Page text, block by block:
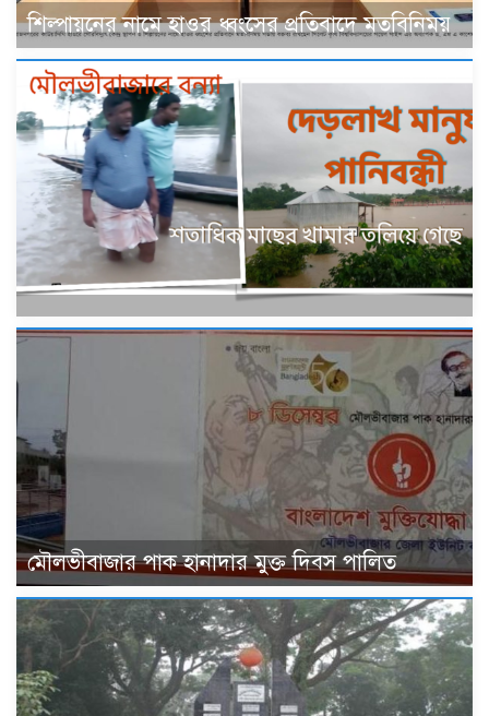
শিল্পায়নের নামে হাওর ধ্বংসের প্রতিবাদে মতবিনিময়
মৌলভীবাজার পাক হানাদার মুক্ত দিবস পালিত